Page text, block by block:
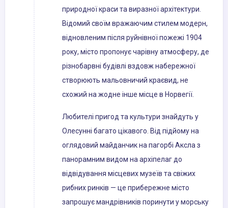
природної краси та виразної архітектури.
Відомий своїм вражаючим стилем модерн,
відновленим після руйнівної пожежі 1904
року, місто пропонує чарівну атмосферу, де
різнобарвні будівлі вздовж набережної
створюють мальовничий краєвид, не
схожий на жодне інше місце в Норвегії.
Любителі пригод та культури знайдуть у
Олесунні багато цікавого. Від підйому на
оглядовий майданчик на пагорбі Аксла з
панорамним видом на архіпелаг до
відвідування місцевих музеїв та свіжих
рибних ринків — це прибережне місто
запрошує мандрівників поринути у морську